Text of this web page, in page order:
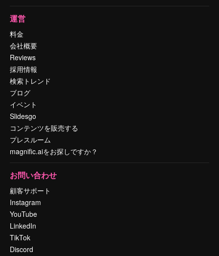
運営
料金
会社概要
Reviews
採用情報
検索トレンド
ブログ
イベント
Slidesgo
コンテンツを販売する
プレスルーム
magnific.aiをお探しですか？
お問い合わせ
顧客サポート
Instagram
YouTube
LinkedIn
TikTok
Discord